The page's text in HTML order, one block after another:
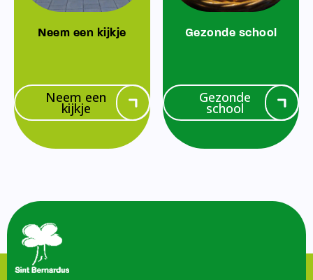
Neem een kijkje
Neem een
kijkje
Gezonde school
Gezonde
school